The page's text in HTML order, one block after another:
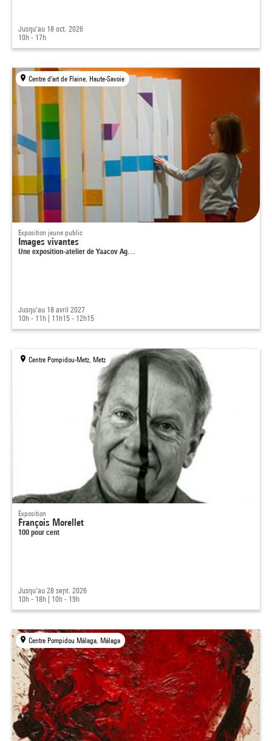
Jusqu'au 18 oct. 2026
10h - 17h
Centre d'art de Flaine, Haute-Savoie
Exposition jeune public
Images vivantes
Une exposition-atelier de Yaacov Ag…
Jusqu'au 18 avril 2027
10h - 11h
11h15 - 12h15
Centre Pompidou-Metz, Metz
Exposition
François Morellet
100 pour cent
Jusqu'au 28 sept. 2026
10h - 18h
10h - 19h
Centre Pompidou Málaga, Málaga